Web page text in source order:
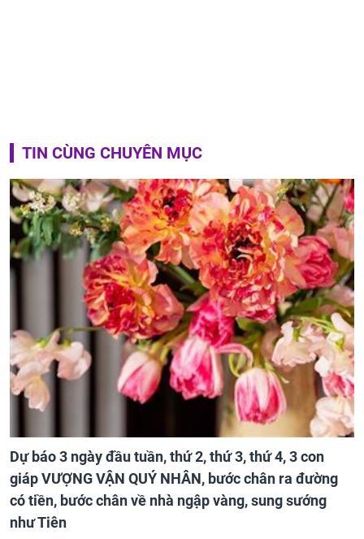
TIN CÙNG CHUYÊN MỤC
Dự báo 3 ngày đầu tuần, thứ 2, thứ 3, thứ 4, 3 con
giáp VƯỢNG VẬN QUÝ NHÂN, bước chân ra đường
có tiền, bước chân về nhà ngập vàng, sung sướng
như Tiên